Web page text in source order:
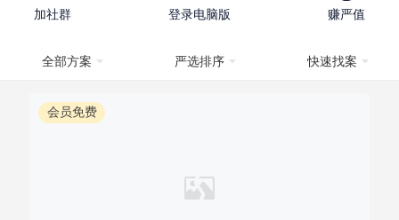
加社群 登录电脑版 赚严值
全部方案 严选排序 快速找案
会员免费